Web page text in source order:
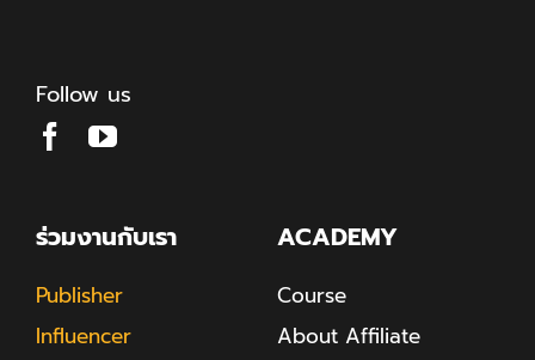
Follow us
ร่วมงานกับเรา
Publisher
Influencer
ACADEMY
Course
About Affiliate